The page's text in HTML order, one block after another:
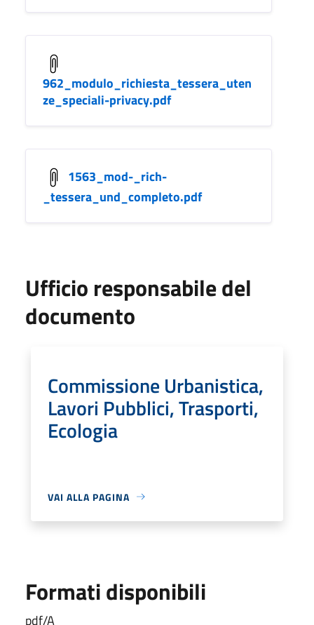
962_modulo_richiesta_tessera_uten
ze_speciali-privacy.pdf
1563_mod-_rich-
_tessera_und_completo.pdf
Ufficio responsabile del
documento
Commissione Urbanistica,
Lavori Pubblici, Trasporti,
Ecologia
VAI ALLA PAGINA
Formati disponibili
pdf/A